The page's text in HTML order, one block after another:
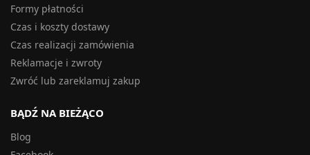
Formy płatności
Czas i koszty dostawy
Czas realizacji zamówienia
Reklamacje i zwroty
Zwróć lub zareklamuj zakup
BĄDŹ NA BIEŻĄCO
Blog